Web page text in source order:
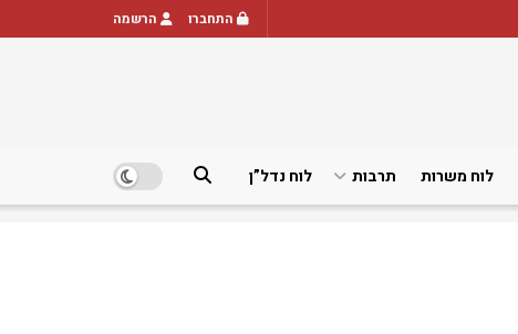
התחברו הרשמה
לוח משרות תרבות לוח נדל”ן